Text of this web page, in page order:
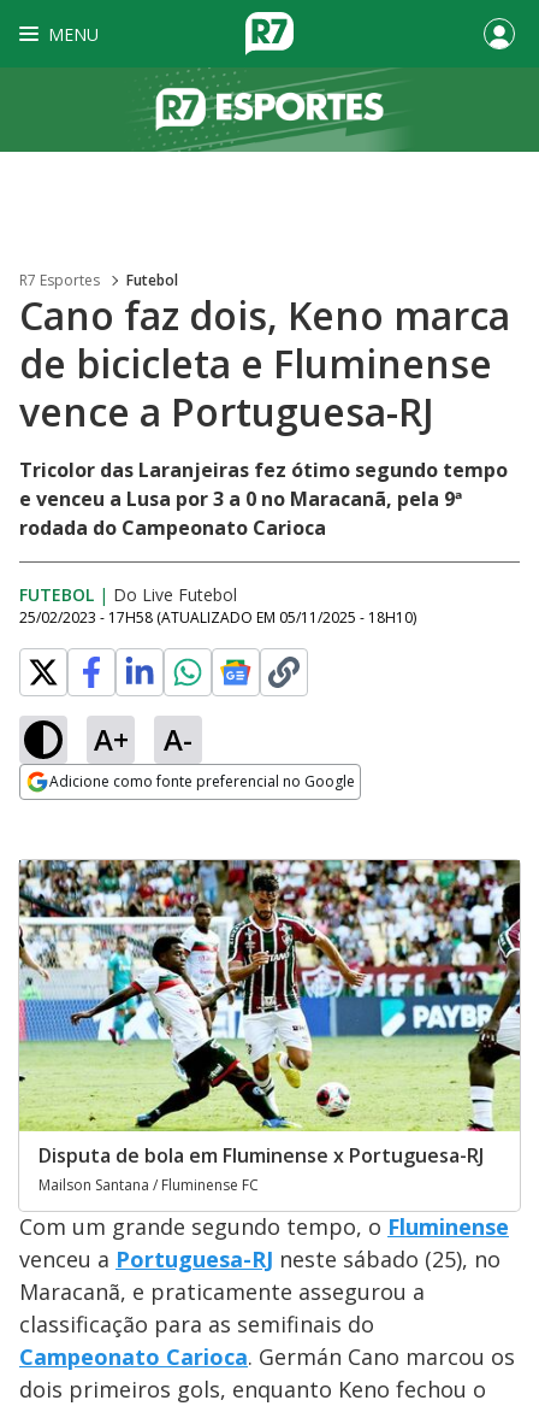
MENU
R7 Esportes Futebol
Cano faz dois, Keno marca
de bicicleta e Fluminense
vence a Portuguesa-RJ
Tricolor das Laranjeiras fez ótimo segundo tempo
e venceu a Lusa por 3 a 0 no Maracanã, pela 9ª
rodada do Campeonato Carioca
FUTEBOL | Do Live Futebol
25/02/2023 - 17H58 (ATUALIZADO EM 05/11/2025 - 18H10)
A+ A-
Adicione como fonte preferencial no Google
Disputa de bola em Fluminense x Portuguesa-RJ
Mailson Santana / Fluminense FC
Com um grande segundo tempo, o Fluminense
venceu a Portuguesa-RJ neste sábado (25), no
Maracanã, e praticamente assegurou a
classificação para as semifinais do
Campeonato Carioca. Germán Cano marcou os
dois primeiros gols, enquanto Keno fechou o